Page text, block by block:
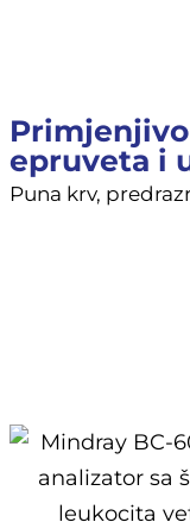
epruveta i
Puna krv,